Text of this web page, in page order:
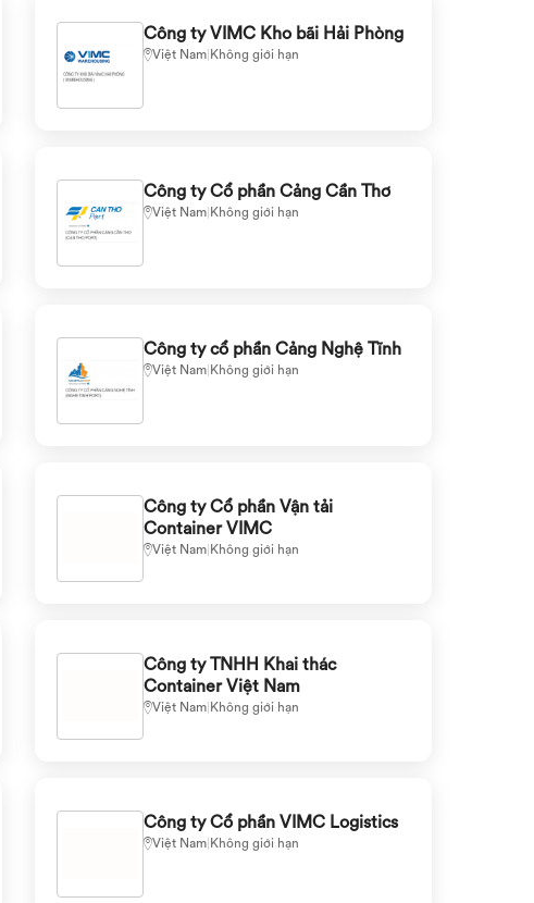
Công ty VIMC Kho bãi Hải Phòng
Việt Nam|Không giới hạn
Công ty Cổ phần Cảng Cần Thơ
Việt Nam|Không giới hạn
Công ty cổ phần Cảng Nghệ Tĩnh
Việt Nam|Không giới hạn
Công ty Cổ phần Vận tải
Container VIMC
Việt Nam|Không giới hạn
Công ty TNHH Khai thác
Container Việt Nam
Việt Nam|Không giới hạn
Công ty Cổ phần VIMC Logistics
Việt Nam|Không giới hạn